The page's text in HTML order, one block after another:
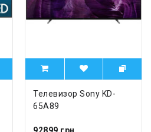
Телевизор Sony KD-
65A89